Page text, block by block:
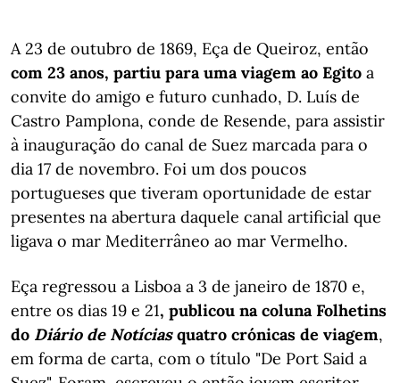
A 23 de outubro de 1869, Eça de Queiroz, então
com 23 anos, partiu para uma viagem ao Egito a
convite do amigo e futuro cunhado, D. Luís de
Castro Pamplona, conde de Resende, para assistir
à inauguração do canal de Suez marcada para o
dia 17 de novembro. Foi um dos poucos
portugueses que tiveram oportunidade de estar
presentes na abertura daquele canal artificial que
ligava o mar Mediterrâneo ao mar Vermelho.
Eça regressou a Lisboa a 3 de janeiro de 1870 e,
entre os dias 19 e 21, publicou na coluna Folhetins
do Diário de Notíciasquatro crónicas de viagem,
em forma de carta, com o título "De Port Said a